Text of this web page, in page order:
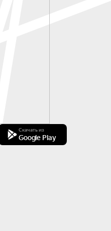
Скачать из
Google Play